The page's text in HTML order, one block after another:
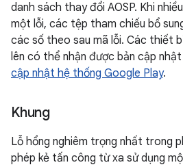
danh sách thay đổi AOSP. Khi
một lỗi, các tệp tham chiếu bổ
các số theo sau mã lỗi. Các thiết
lên có thể nhận được bản cập
cập nhật hệ thống Google Play.
Khung
Lỗ hổng nghiêm trọng nhất trong
phép kẻ tấn công từ xa sử dụng